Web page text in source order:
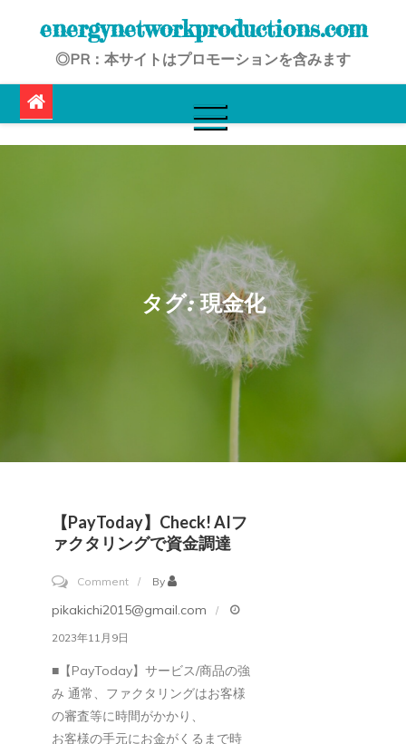
energynetworkproductions.com
◎PR：本サイトはプロモーションを含みます
タグ:現金化
【PayToday】check! AIフ
ァクタリングで資金調達
Commenton
【PayToday】
フ
ク
By
pikakichi2015@gmail.com
2023年11月9日
■【PayToday】サービス/商品の強
み 通常、ファクタリングはお客様
の審査等に時間がかかり、
お客様の手元にお金がくるまで時